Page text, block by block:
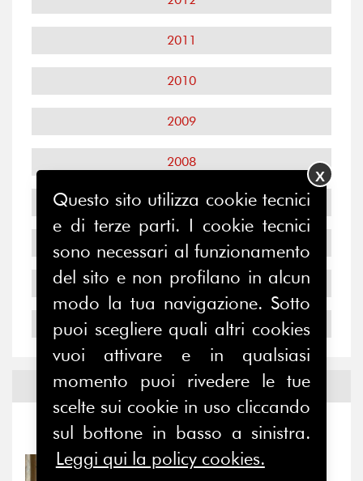
2011
2010
2009
2008
2007
2006
2005
2004
Notizie edEventi
Notizie -Eventi
31/07/2026
Questo sito utilizza cookie tecnici
e di terze parti. I cookie tecnici
sono necessari al funzionamento
del sito e non profilano in alcun
modo la tua navigazione. Sotto
puoi scegliere quali altri cookies
vuoi attivare e in qualsiasi
momento puoi rivedere le tue
scelte sui cookie in uso cliccando
sul bottone in basso a sinistra.
Leggi qui la policy cookies.
X